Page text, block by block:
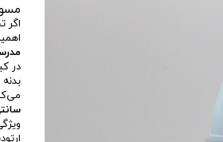
اگر
در